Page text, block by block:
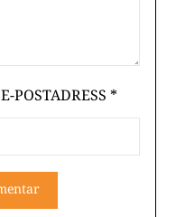
E-POSTADRESS *